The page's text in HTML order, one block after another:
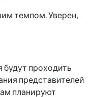
темпом. Уверен,
будут проходить
представителей
планируют